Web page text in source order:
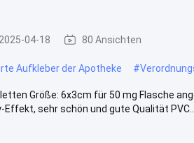
2025-04-18 80 Ansichten
Aufkleber der Apotheke #
Größe: 6x3cm für 50 mg Flasche
sehr schön und gute Qualität PVC....